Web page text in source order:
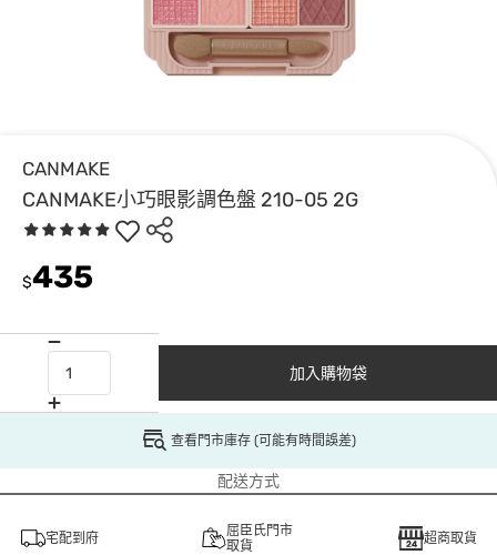
CANMAKE
CANMAKE小巧眼影調色盤 210-05 2G
$435
加入購物袋
查看門市庫存 (可能有時間誤差)
配送方式
宅配到府
屈臣氏門市
取貨
超商取貨